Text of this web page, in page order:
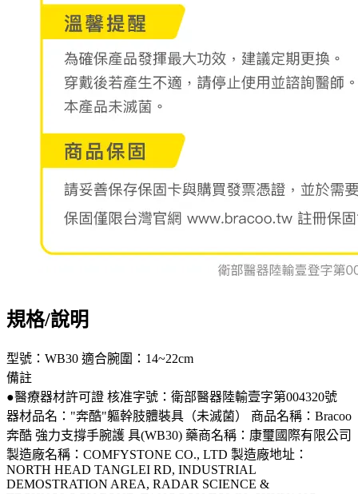
規格/說明
型號：WB30 適合腕圍：14~22cm
備註
●醫療器材許可證 核准字號：衛部醫器陸輸壹字第004320號
器材品名："奔酷"軀幹肢體裝具（未滅菌） 商品名稱：Bracoo
奔酷 強力支撐手腕護 具(WB30) 藥商名稱：康璽國際有限公司
製造廠名稱：COMFYSTONE CO., LTD 製造廠地址：
NORTH HEAD TANGLEI RD, INDUSTRIAL
DEMOSTRATION AREA, RADAR SCIENCE &